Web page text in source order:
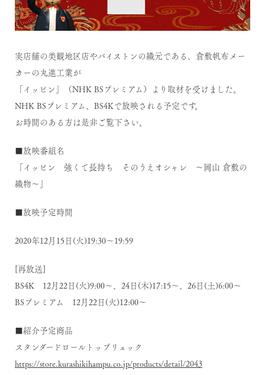
実店舗の美観地区店やバイストンの織元である、倉敷帆布メー
カーの丸進工業が
「イッピン」（NHK BSプレミアム）より取材を受けました。
NHK BSプレミアム、BS4Kで放映される予定です。
お時間のある方は是非ご覧下さい。
■放映番組名
「イッピン 強くて長持ち そのうえオシャレ 〜岡山 倉敷の
織物〜」
■放映予定時間
2020年12月15日(火)19:30〜19:59
[再放送]
BS4K 12月22日(火)9:00〜、24日(木)17:15〜、26日(土)6:00〜
BSプレミアム 12月22日(火)12:00〜
■紹介予定商品
スタンダードロールトップリュック
https://store.kurashikihampu.co.jp/products/detail/2043